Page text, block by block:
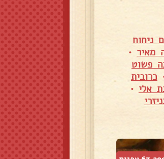
ניחוח
מאיר •
פשוט
כרובית
אלי •